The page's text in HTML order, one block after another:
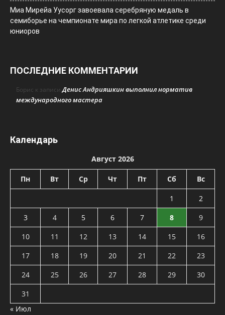
Миа Мирейа Уусорг завоевала серебряную медаль в
семиборье на чемпионате мира по легкой атлетике среди
юниоров
ПОСЛЕДНИЕ КОММЕНТАРИИ
Борис к записиДенис Андрияшкин выполнил норматив
международного мастера
Календарь
Август 2026
Пн Вт Ср Чт Пт Сб Вс
1
2
3
4 5 6 7 8
9
10
11 12 13 14 15
16
17
18 19 20 21 22
23
24
25 26 27 28 29
30
31
« Июл